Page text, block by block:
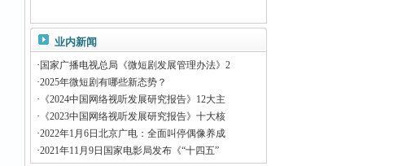
业内新闻
· 国家广播电视总局《微短剧发展管理办法》2
·2025年微短剧有哪些新态势？
· 《2024中国网络视听发展研究报告》12大主
· 《2023中国网络视听发展研究报告》十大核
·2022年1月6日北京广电：全面叫停偶像养成
·2021年11月9日国家电影局发布《“十四五”